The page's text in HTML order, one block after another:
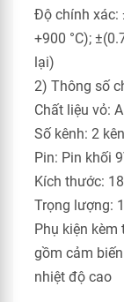
Độ chính xác:
+900 °C);
lại)
2) Thông số
Chất liệu vỏ:
Số kênh: 2
Pin: Pin khối
Kích thước:
Trọng lượng:
Phụ kiện kèm
gồm cảm
nhiệt độ cao